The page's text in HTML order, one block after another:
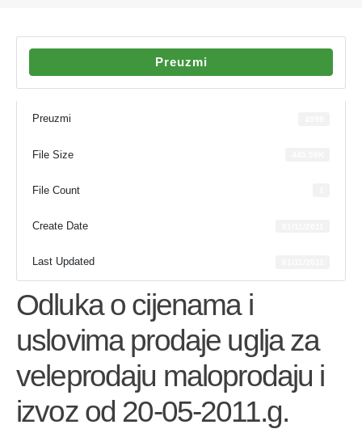
Preuzmi
Preuzmi
File Size
File Count
Create Date
Last Updated
Odluka o cijenama i
uslovima prodaje uglja za
veleprodaju maloprodaju i
izvoz od 20-05-2011.g.